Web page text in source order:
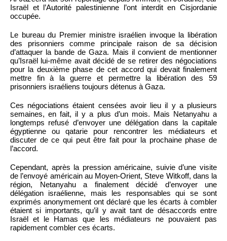
Israël et l’Autorité palestinienne l’ont interdit en Cisjordanie
occupée.
Le bureau du Premier ministre israélien invoque la libération
des prisonniers comme principale raison de sa décision
d’attaquer la bande de Gaza. Mais il convient de mentionner
qu’Israël lui-même avait décidé de se retirer des négociations
pour la deuxième phase de cet accord qui devait finalement
mettre fin à la guerre et permettre la libération des 59
prisonniers israéliens toujours détenus à Gaza.
Ces négociations étaient censées avoir lieu il y a plusieurs
semaines, en fait, il y a plus d’un mois. Mais Netanyahu a
longtemps refusé d’envoyer une délégation dans la capitale
égyptienne ou qatarie pour rencontrer les médiateurs et
discuter de ce qui peut être fait pour la prochaine phase de
l’accord.
Cependant, après la pression américaine, suivie d’une visite
de l’envoyé américain au Moyen-Orient, Steve Witkoff, dans la
région, Netanyahu a finalement décidé d’envoyer une
délégation israélienne, mais les responsables qui se sont
exprimés anonymement ont déclaré que les écarts à combler
étaient si importants, qu’il y avait tant de désaccords entre
Israël et le Hamas que les médiateurs ne pouvaient pas
rapidement combler ces écarts.